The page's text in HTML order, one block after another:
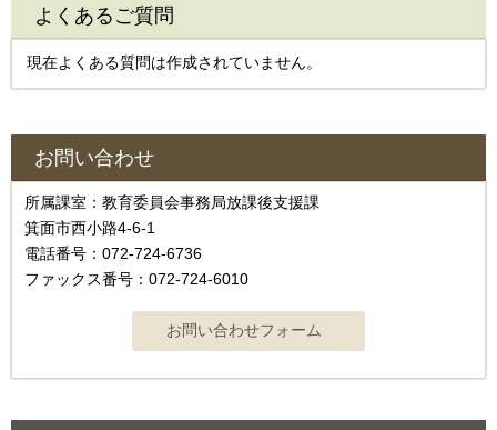
よくあるご質問
現在よくある質問は作成されていません。
お問い合わせ
所属課室：教育委員会事務局放課後支援課
箕面市西小路4-6-1
電話番号：072-724-6736
ファックス番号：072-724-6010